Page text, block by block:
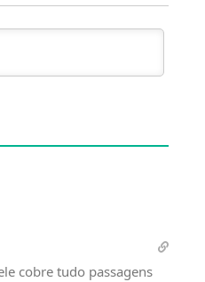
cobre tudo passagens